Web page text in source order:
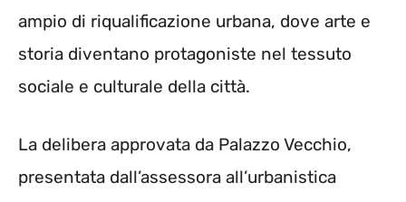
ampio di riqualificazione urbana, dove arte e
storia diventano protagoniste nel tessuto
sociale e culturale della città.
La delibera approvata da Palazzo Vecchio,
presentata dall’assessora all’urbanistica